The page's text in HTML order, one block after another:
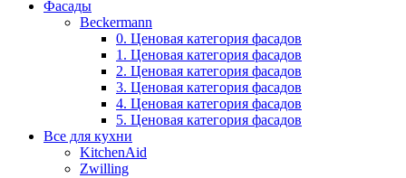
Фасады
Beckermann
0. Ценовая категория фасадов
1. Ценовая категория фасадов
2. Ценовая категория фасадов
3. Ценовая категория фасадов
4. Ценовая категория фасадов
5. Ценовая категория фасадов
Все для кухни
KitchenAid
Zwilling